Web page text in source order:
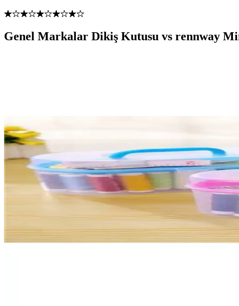
Genel Markalar Dikiş Kutusu vs rennway